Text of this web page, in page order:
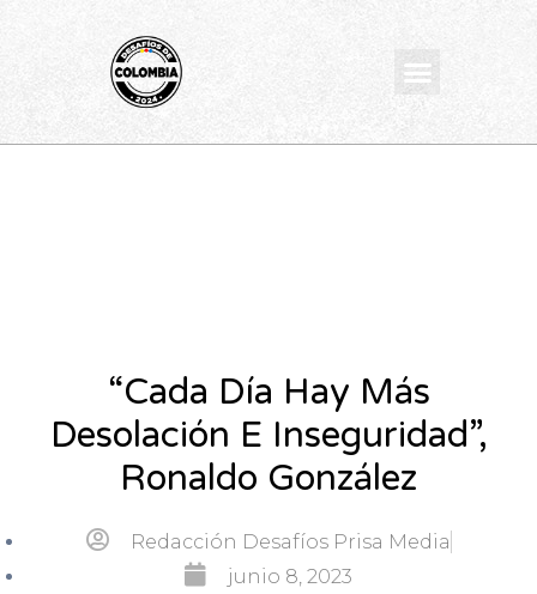
Menu
“Cada Día Hay Más
Desolación E Inseguridad”,
Ronaldo González
Redacción Desafíos Prisa Media
junio 8, 2023